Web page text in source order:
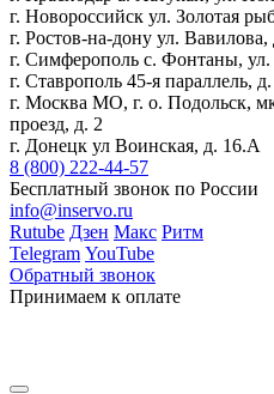
г. Новороссийск ул. Золотая
г. Ростов-на-дону ул. Вавилова,
г. Симферополь с. Фонтаны, ул.
г. Ставрополь 45-я параллель,
г. Москва МО, г. о. Подольск,
проезд, д. 2
г. Донецк ул Воинская, д. 16.А
8 (800) 222-44-57
Бесплатный звонок по России
info@inservo.ru
Rutube Дзен Макс Ритм
Telegram YouTube
Обратный звонок
Принимаем к оплате